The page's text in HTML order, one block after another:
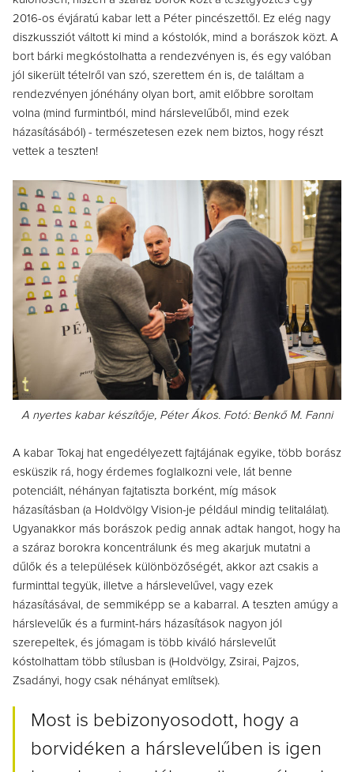
2016-os évjáratú kabar lett a Péter pincészettől. Ez elég nagy
diszkussziót váltott ki mind a kóstolók, mind a borászok közt. A
bort bárki megkóstolhatta a rendezvényen is, és egy valóban
jól sikerült tételről van szó, szerettem én is, de találtam a
rendezvényen jónéhány olyan bort, amit előbbre soroltam
volna (mind furmintból, mind hárslevelűből, mind ezek
házasításából) - természetesen ezek nem biztos, hogy részt
vettek a teszten!
A nyertes kabar készítője, Péter Ákos. Fotó: Benkő M. Fanni
A kabar Tokaj hat engedélyezett fajtájának egyike, több borász
esküszik rá, hogy érdemes foglalkozni vele, lát benne
potenciált, néhányan fajtatiszta borként, míg mások
házasításban (a Holdvölgy Vision-je például mindig telitalálat).
Ugyanakkor más borászok pedig annak adtak hangot, hogy ha
a száraz borokra koncentrálunk és meg akarjuk mutatni a
dűlők és a települések különbözőségét, akkor azt csakis a
furminttal tegyük, illetve a hárslevelűvel, vagy ezek
házasításával, de semmiképp se a kabarral. A teszten amúgy a
hárslevelűk és a furmint-hárs házasítások nagyon jól
szerepeltek, és jómagam is több kiváló hárslevelűt
kóstolhattam több stílusban is (Holdvölgy, Zsirai, Pajzos,
Zsadányi, hogy csak néhányat említsek).
Most is bebizonyosodott, hogy a
borvidéken a hárslevelűben is igen